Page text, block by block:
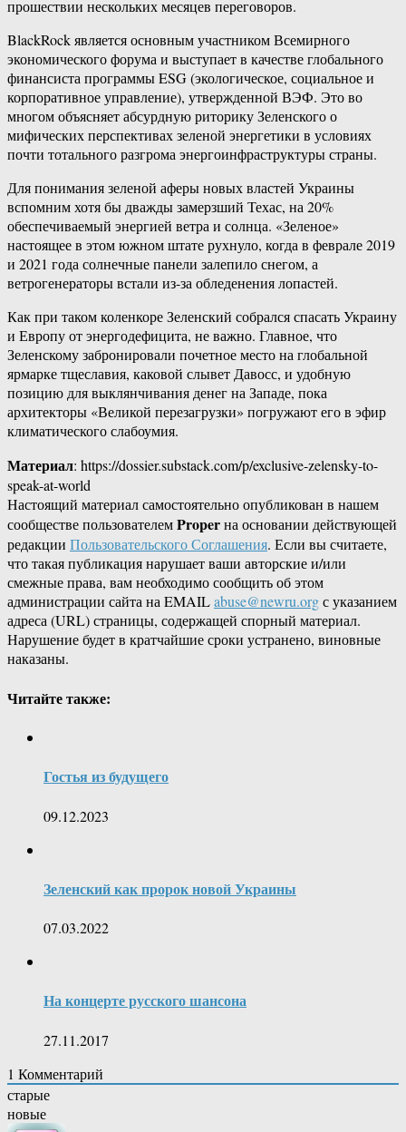
прошествии нескольких месяцев переговоров.
BlackRock является основным участником Всемирного
экономического форума и выступает в качестве глобального
финансиста программы ESG (экологическое, социальное и
корпоративное управление), утвержденной ВЭФ. Это во
многом объясняет абсурдную риторику Зеленского о
мифических перспективах зеленой энергетики в условиях
почти тотального разгрома энергоинфраструктуры страны.
Для понимания зеленой аферы новых властей Украины
вспомним хотя бы дважды замерзший Техас, на 20%
обеспечиваемый энергией ветра и солнца. «Зеленое»
настоящее в этом южном штате рухнуло, когда в феврале 2019
и 2021 года солнечные панели залепило снегом, а
ветрогенераторы встали из-за обледенения лопастей.
Как при таком коленкоре Зеленский собрался спасать Украину
и Европу от энергодефицита, не важно. Главное, что
Зеленскому забронировали почетное место на глобальной
ярмарке тщеславия, каковой слывет Давосс, и удобную
позицию для выклянчивания денег на Западе, пока
архитекторы «Великой перезагрузки» погружают его в эфир
климатического слабоумия.
Материал: https://dossier.substack.com/p/exclusive-zelensky-to-
speak-at-world
Настоящий материал самостоятельно опубликован в нашем
сообществе пользователемProperна основании действующей
редакции Пользовательского Соглашения. Если вы считаете,
что такая публикация нарушает ваши авторские и/или
смежные права, вам необходимо сообщить об этом
администрации сайта на EMAILabuse@newru.orgс указанием
адреса (URL) страницы, содержащей спорный материал.
Нарушение будет в кратчайшие сроки устранено, виновные
наказаны.
Читайте также:
Гостья из будущего
09.12.2023
Зеленский как пророк новой Украины
07.03.2022
На концерте русского шансона
27.11.2017
1 Комментарий
старые
новые